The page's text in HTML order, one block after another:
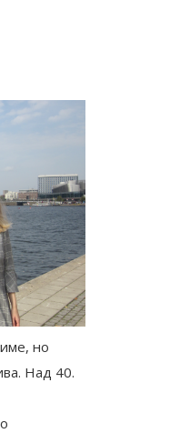
но
Над 40.